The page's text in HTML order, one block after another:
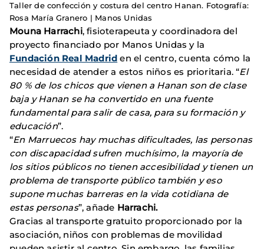
Taller de confección y costura del centro Hanan. Fotografía:
Rosa María Granero | Manos Unidas
Mouna Harrachi, fisioterapeuta y coordinadora del
proyecto financiado por Manos Unidas y la
Fundación Real Madrid en el centro, cuenta cómo la
necesidad de atender a estos niños es prioritaria. “El
80 % de los chicos que vienen a Hanan son de clase
baja y Hanan se ha convertido en una fuente
fundamental para salir de casa, para su formación y
educación”.
“En Marruecos hay muchas dificultades, las personas
con discapacidad sufren muchísimo, la mayoría de
los sitios públicos no tienen accesibilidad y tienen un
problema de transporte público también y eso
supone muchas barreras en la vida cotidiana de
estas personas”, añade Harrachi.
Gracias al transporte gratuito proporcionado por la
asociación, niños con problemas de movilidad